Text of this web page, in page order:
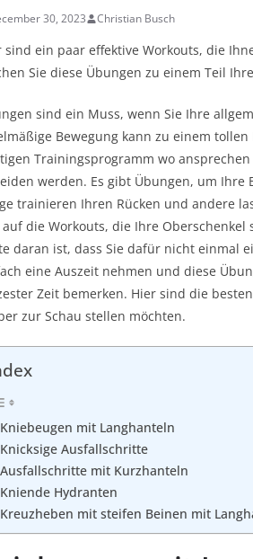
30, 2023 Christian Busch
sind ein paar effektive Workouts, die
Sie diese Übungen zu einem Teil
sind ein Muss, wenn Sie Ihre
Bewegung kann zu einem
Trainingsprogramm wo
werden. Es gibt Übungen, um
trainieren Ihren Rücken und andere
auf die Workouts, die Ihre
daran ist, dass Sie dafür nicht einmal
eine Auszeit nehmen und diese
Zeit bemerken. Hier sind die
zur Schau stellen möchten.
Kniebeugen mit Langhanteln
Knicksige Ausfallschritte
Ausfallschritte mit Kurzhanteln
Kniende Hydranten
Kreuzheben mit steifen Beinen mit